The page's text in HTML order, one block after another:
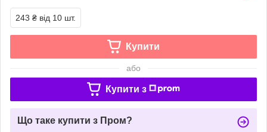
243 ₴ від 10 шт.
Купити
або
Купити з
Що таке купити з Пром?